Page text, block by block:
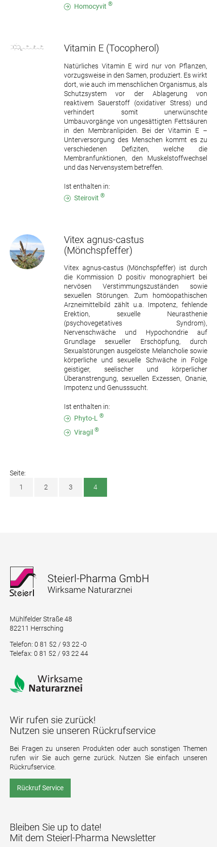
Homocyvit ®
Vitamin E (Tocopherol)
Natürliches Vitamin E wird nur von Pflanzen,
vorzugsweise in den Samen, produziert. Es wirkt
dort, wie auch im menschlichen Organismus, als
Schutzsystem vor der Ablagerung von
reaktivem Sauerstoff (oxidativer Stress) und
verhindert somit unerwünschte
Umbauvorgänge von ungesättigten Fettsäuren
in den Membranlipiden. Bei der Vitamin E –
Unterversorgung des Menschen kommt es zu
verschiedenen Defiziten, welche die
Membranfunktionen, den Muskelstoffwechsel
und das Nervensystem betreffen.
Ist enthalten in:
Steirovit ®
Vitex agnus-castus
(Mönchspfeffer)
Vitex agnus-castus (Mönchspfeffer) ist durch
die Kommission D positiv monographiert bei
nervösen Verstimmungszuständen sowie
sexuellen Störungen. Zum homöopathischen
Arzneimittelbild zählt u.a. Impotenz, fehlende
Erektion, sexuelle Neurasthenie
(psychovegetatives Syndrom),
Nervenschwäche und Hypochondrie auf
Grundlage sexueller Erschöpfung, durch
Sexualstörungen ausgelöste Melancholie sowie
körperliche und sexuelle Schwäche in Folge
geistiger, seelischer und körperlicher
Überanstrengung, sexuellen Exzessen, Onanie,
Impotenz und Genusssucht.
Ist enthalten in:
Phyto-L ®
Viragil ®
Seite:
1
2 3 4
Mühlfelder Straße 48
82211 Herrsching
Telefon: 0 81 52 / 93 22 -0
Telefax: 0 81 52 / 93 22 44
Wir rufen sie zurück!
Nutzen sie unseren Rückrufservice
Bei Fragen zu unseren Produkten oder auch sonstigen Themen
rufen wir Sie auch gerne zurück. Nutzen Sie einfach unseren
Rückrufservice.
Rückruf Service
Bleiben Sie up to date!
Mit dem Steierl-Pharma Newsletter